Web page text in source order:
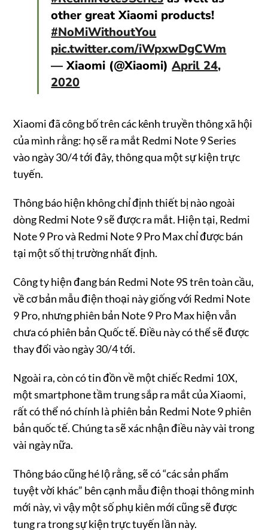
other great Xiaomi products!
#NoMiWithoutYou
pic.twitter.com/iWpxwDgCWm
— Xiaomi (@Xiaomi)April 24,
2020
Xiaomi đã công bố trên các kênh truyền thông xã hội
của mình rằng: họ sẽ ra mắt Redmi Note 9 Series
vào ngày 30/4 tới đây, thông qua một sự kiện trực
tuyến.
Thông báo hiện không chỉ định thiết bị nào ngoài
dòng Redmi Note 9 sẽ được ra mắt. Hiện tại, Redmi
Note 9 Pro và Redmi Note 9 Pro Max chỉ được bán
tại một số thị trường nhất định.
Công ty hiện đang bán Redmi Note 9S trên toàn cầu,
về cơ bản mẫu điện thoại này giống với Redmi Note
9 Pro, nhưng phiên bản Note 9 Pro Max hiện vẫn
chưa có phiên bản Quốc tế. Điều này có thể sẽ được
thay đổi vào ngày 30/4 tới.
Ngoài ra, còn có tin đồn về một chiếc Redmi 10X,
một smartphone tầm trung sắp ra mắt của Xiaomi,
rất có thể nó chính là phiên bản Redmi Note 9 phiên
bản quốc tế. Chúng ta sẽ xác nhận điều này vài trong
vài ngày nữa.
Thông báo cũng hé lộ rằng, sẽ có “các sản phẩm
tuyệt vời khác” bên cạnh mẫu điện thoại thông minh
mới này, vì vậy một số phụ kiên mới cũng sẽ được
tung ra trong sự kiện trực tuyến lần này.